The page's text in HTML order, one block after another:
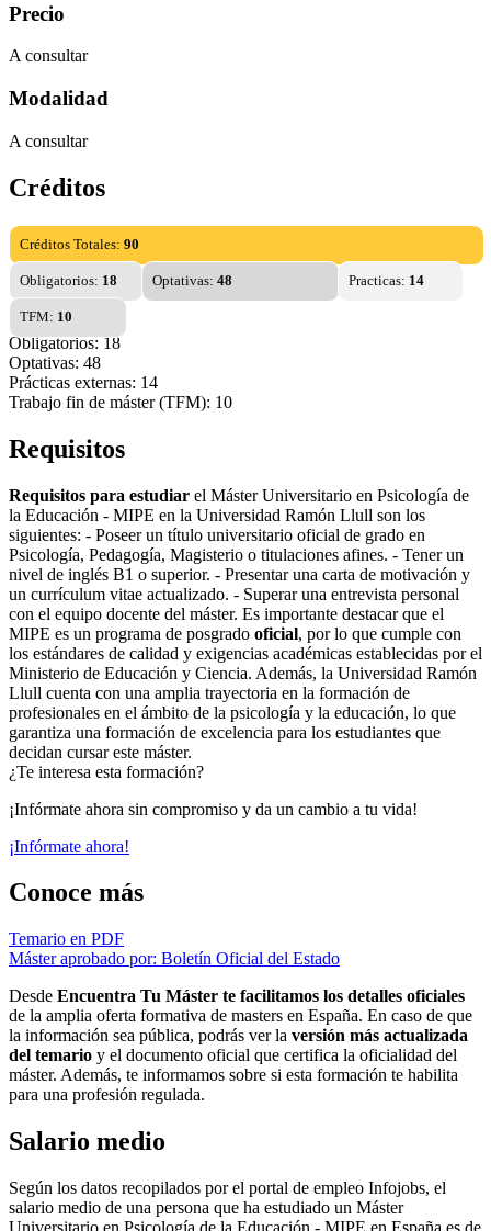
Precio
A consultar
Modalidad
A consultar
Créditos
Créditos Totales: 90
Obligatorios: 18 Optativas: 48 Practicas: 14
TFM: 10
Obligatorios: 18
Optativas: 48
Prácticas externas: 14
Trabajo fin de máster (TFM): 10
Requisitos
Requisitos para estudiar el Máster Universitario en Psicología de
la Educación - MIPE en la Universidad Ramón Llull son los
siguientes: - Poseer un título universitario oficial de grado en
Psicología, Pedagogía, Magisterio o titulaciones afines. - Tener un
nivel de inglés B1 o superior. - Presentar una carta de motivación y
un currículum vitae actualizado. - Superar una entrevista personal
con el equipo docente del máster. Es importante destacar que el
MIPE es un programa de posgrado oficial, por lo que cumple con
los estándares de calidad y exigencias académicas establecidas por el
Ministerio de Educación y Ciencia. Además, la Universidad Ramón
Llull cuenta con una amplia trayectoria en la formación de
profesionales en el ámbito de la psicología y la educación, lo que
garantiza una formación de excelencia para los estudiantes que
decidan cursar este máster.
¿Te interesa esta formación?
¡Infórmate ahora sin compromiso y da un cambio a tu vida!
¡Infórmate ahora!
Conoce más
Temario en PDF
Máster aprobado por: Boletín Oficial del Estado
Desde Encuentra Tu Máster te facilitamos los detalles oficiales
de la amplia oferta formativa de masters en España. En caso de que
la información sea pública, podrás ver la versión más actualizada
del temario y el documento oficial que certifica la oficialidad del
máster. Además, te informamos sobre si esta formación te habilita
para una profesión regulada.
Salario medio
Según los datos recopilados por el portal de empleo Infojobs, el
salario medio de una persona que ha estudiado un Máster